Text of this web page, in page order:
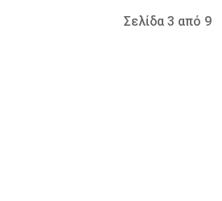
Σελίδα 3 από 9